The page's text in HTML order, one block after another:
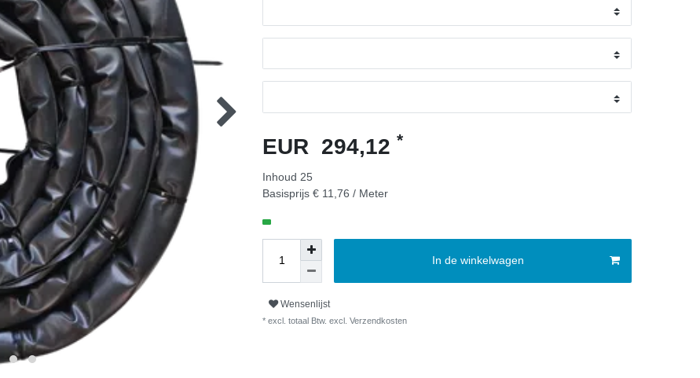
EUR 294,12 *
Inhoud 25
Basisprijs € 11,76 / Meter
In de winkelwagen
Wensenlijst
* excl. totaal Btw. excl. Verzendkosten